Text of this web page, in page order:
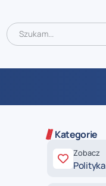
Kategorie
Zobacz
Polityka